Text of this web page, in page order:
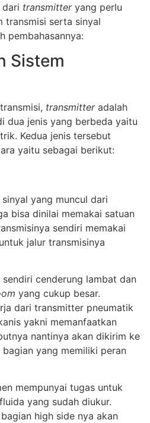
transmitteryang perlu
transmisi serta sinyal
pembahasannya:
Sistem
transmitteradalah
dua jenis yang berbeda yaitu
Kedua jenis tersebut
yaitu sebagai berikut:
yang muncul dari
bisa dinilai memakai satuan
sendiri memakai
jalur transmisinya
cenderung lambat dan
yang cukup besar.
dari transmitter pneumatik
yakni memanfaatkan
nantinya akan dikirim ke
yang memiliki peran
mempunyai tugas untuk
yang sudah diukur.
high side nya akan